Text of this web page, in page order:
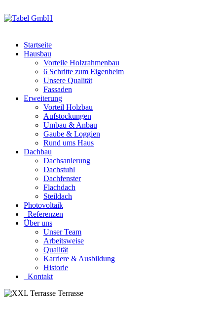
Startseite
Hausbau
Vorteile Holzrahmenbau
6 Schritte zum Eigenheim
Unsere Qualität
Fassaden
Erweiterung
Vorteil Holzbau
Aufstockungen
Umbau & Anbau
Gaube & Loggien
Rund ums Haus
Dachbau
Dachsanierung
Dachstuhl
Dachfenster
Flachdach
Steildach
Photovoltaik
Referenzen
Über uns
Unser Team
Arbeitsweise
Qualität
Karriere & Ausbildung
Historie
Kontakt